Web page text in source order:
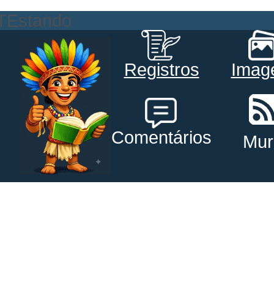
Registros
Comentários